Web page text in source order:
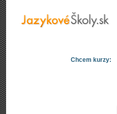
Chcem kurzy: